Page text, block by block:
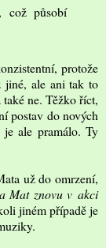
což působí
protože
jiné, ale ani tak to
ne. Těžko říct,
postav do nových
ale pramálo. Ty
už do omrzení,
Mat znovu v akci
jiném případě je